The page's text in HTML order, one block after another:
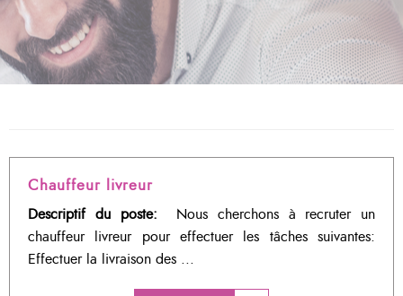
Chauffeur livreur
Descriptif du poste:
Nous cherchons à recruter un
chauffeur livreur pour effectuer les tâches suivantes:
Effectuer la livraison des ...